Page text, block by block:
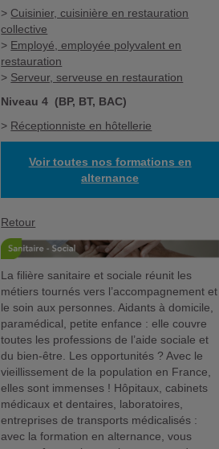
> Cuisinier, cuisinière en restauration
collective
> Employé, employée polyvalent en
restauration
> Serveur, serveuse en restauration
Niveau 4 (BP, BT, BAC)
> Réceptionniste en hôtellerie
Voir toutes nos formations en
alternance
Retour
La filière sanitaire et sociale réunit les
métiers tournés vers l’accompagnement et
le soin aux personnes. Aidants à domicile,
paramédical, petite enfance : elle couvre
toutes les professions de l’aide sociale et
du bien-être. Les opportunités ? Avec le
vieillissement de la population en France,
elles sont immenses ! Hôpitaux, cabinets
médicaux et dentaires, laboratoires,
entreprises de transports médicalisés :
avec la formation en alternance, vous